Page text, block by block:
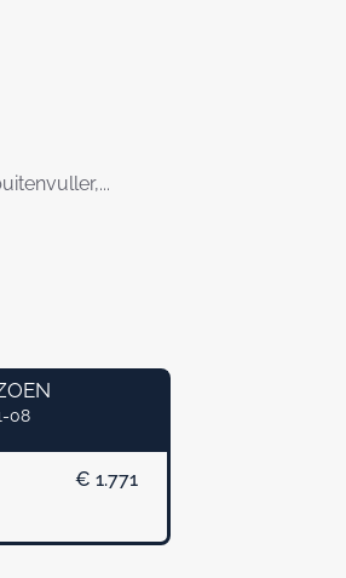
08
€ 1.771